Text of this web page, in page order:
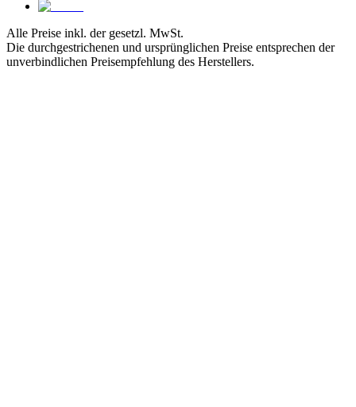
Alle Preise inkl. der gesetzl. MwSt.
Die durchgestrichenen und ursprünglichen Preise entsprechen der
unverbindlichen Preisempfehlung des Herstellers.